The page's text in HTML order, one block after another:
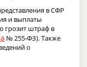
в СФР
и выплаты
грозит штраф в
№ 255-ФЗ). Также
о